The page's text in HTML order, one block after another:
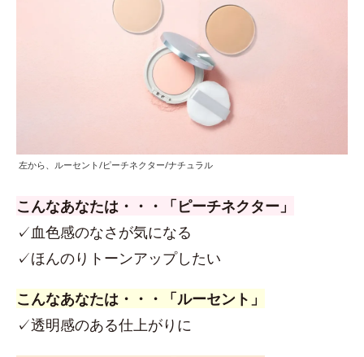
左から、ルーセント/ピーチネクター/ナチュラル
こんなあなたは・・・「ピーチネクター」
✓血色感のなさが気になる
✓ほんのりトーンアップしたい
こんなあなたは・・・「ルーセント」
✓透明感のある仕上がりに